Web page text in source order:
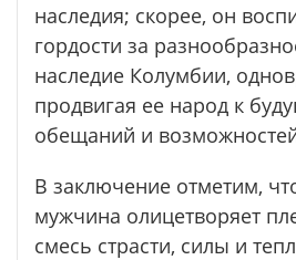
наследия; скорее, он
гордости за
наследие Колумбии,
продвигая ее народ к
обещаний и
В заключение отметим,
мужчина олицетворяет
смесь страсти, силы и